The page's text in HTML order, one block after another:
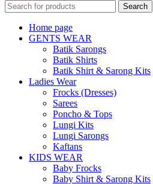
Search
Home page
GENTS WEAR
Batik Sarongs
Batik Shirts
Batik Shirt & Sarong Kits
Ladies Wear
Frocks (Dresses)
Sarees
Poncho & Tops
Lungi Kits
Lungi Sarongs
Kaftans
KIDS WEAR
Baby Frocks
Baby Shirt & Sarong Kits